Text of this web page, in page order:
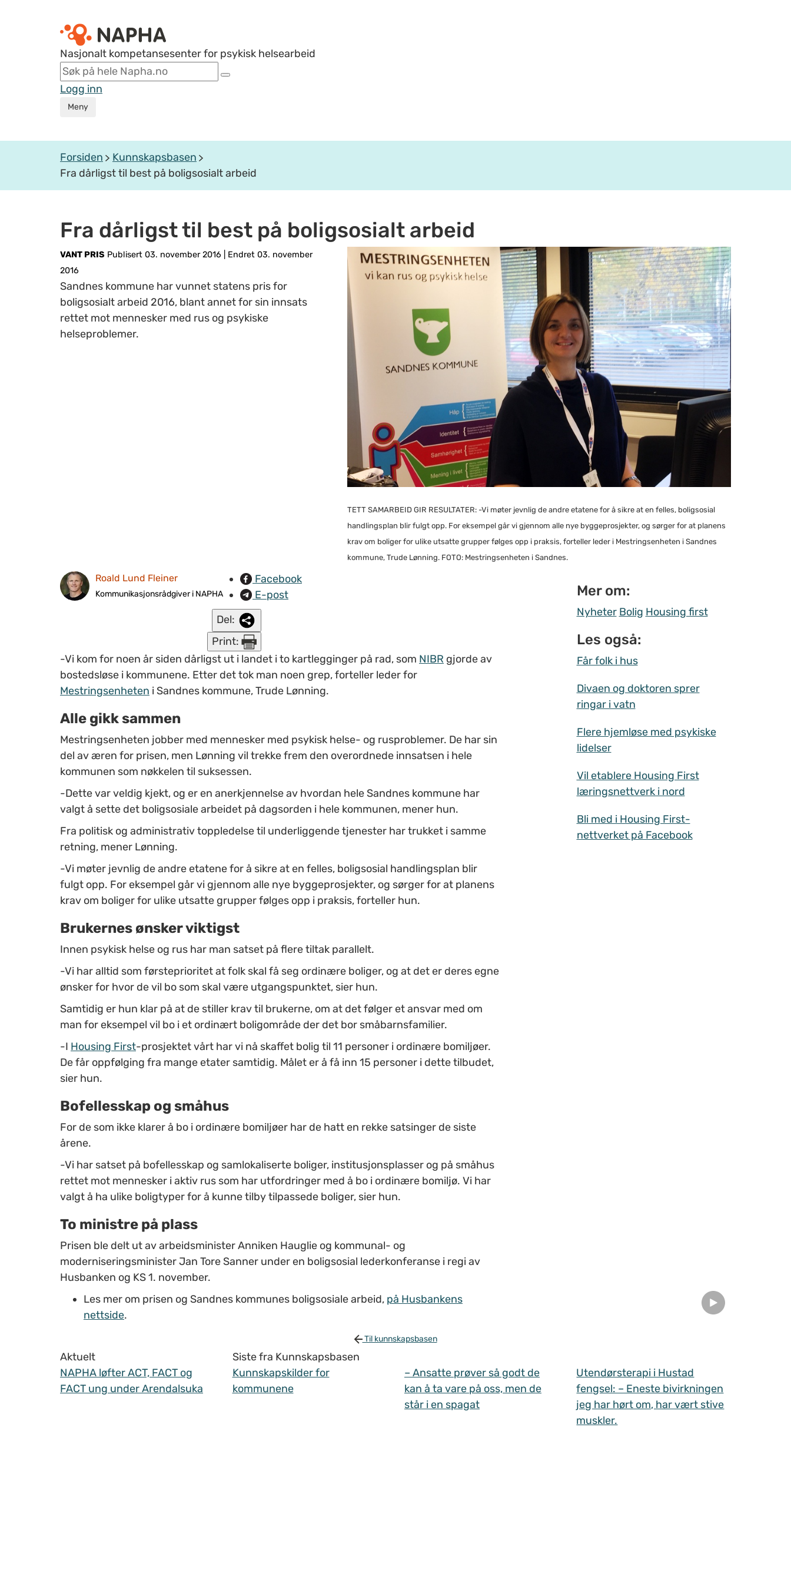
Nasjonalt kompetansesenter for psykisk helsearbeid
Logg inn
Meny
Forsiden
Kunnskapsbasen
Fra dårligst til best på boligsosialt arbeid
Fra dårligst til best på boligsosialt arbeid
VANT PRIS Publisert 03. november 2016
Endret 03. november
2016
Sandnes kommune har vunnet statens pris for
boligsosialt arbeid 2016, blant annet for sin innsats
rettet mot mennesker med rus og psykiske
helseproblemer.
TETT SAMARBEID GIR RESULTATER: -Vi møter jevnlig de andre etatene for å sikre at en felles, boligsosial
handlingsplan blir fulgt opp. For eksempel går vi gjennom alle nye byggeprosjekter, og sørger for at planens
krav om boliger for ulike utsatte grupper følges opp i praksis, forteller leder i Mestringsenheten i Sandnes
kommune, Trude Lønning. FOTO: Mestringsenheten i Sandnes.
Roald Lund Fleiner
Kommunikasjonsrådgiver i NAPHA
Facebook
E-post
Del:
Print:
-Vi kom for noen år siden dårligst ut i landet i to kartlegginger på rad, som NIBR gjorde av
bostedsløse i kommunene. Etter det tok man noen grep, forteller leder for
Mestringsenheten i Sandnes kommune, Trude Lønning.
Alle gikk sammen
Mestringsenheten jobber med mennesker med psykisk helse- og rusproblemer. De har sin
del av æren for prisen, men Lønning vil trekke frem den overordnede innsatsen i hele
kommunen som nøkkelen til suksessen.
-Dette var veldig kjekt, og er en anerkjennelse av hvordan hele Sandnes kommune har
valgt å sette det boligsosiale arbeidet på dagsorden i hele kommunen, mener hun.
Fra politisk og administrativ toppledelse til underliggende tjenester har trukket i samme
retning, mener Lønning.
-Vi møter jevnlig de andre etatene for å sikre at en felles, boligsosial handlingsplan blir
fulgt opp. For eksempel går vi gjennom alle nye byggeprosjekter, og sørger for at planens
krav om boliger for ulike utsatte grupper følges opp i praksis, forteller hun.
Brukernes ønsker viktigst
Innen psykisk helse og rus har man satset på flere tiltak parallelt.
-Vi har alltid som førsteprioritet at folk skal få seg ordinære boliger, og at det er deres egne
ønsker for hvor de vil bo som skal være utgangspunktet, sier hun.
Samtidig er hun klar på at de stiller krav til brukerne, om at det følger et ansvar med om
man for eksempel vil bo i et ordinært boligområde der det bor småbarnsfamilier.
-I Housing First-prosjektet vårt har vi nå skaffet bolig til 11 personer i ordinære bomiljøer.
De får oppfølging fra mange etater samtidig. Målet er å få inn 15 personer i dette tilbudet,
sier hun.
Bofellesskap og småhus
For de som ikke klarer å bo i ordinære bomiljøer har de hatt en rekke satsinger de siste
årene.
-Vi har satset på bofellesskap og samlokaliserte boliger, institusjonsplasser og på småhus
rettet mot mennesker i aktiv rus som har utfordringer med å bo i ordinære bomiljø. Vi har
valgt å ha ulike boligtyper for å kunne tilby tilpassede boliger, sier hun.
To ministre på plass
Prisen ble delt ut av arbeidsminister Anniken Hauglie og kommunal- og
moderniseringsminister Jan Tore Sanner under en boligsosial lederkonferanse i regi av
Husbanken og KS 1. november.
Les mer om prisen og Sandnes kommunes boligsosiale arbeid, på Husbankens
nettside.
Mer om:
Nyheter Bolig Housing first
Les også:
Får folk i hus
Divaen og doktoren sprer
ringar i vatn
Flere hjemløse med psykiske
lidelser
Vil etablere Housing First
læringsnettverk i nord
Bli med i Housing First-
nettverket på Facebook
Til kunnskapsbasen
Aktuelt
NAPHA løfter ACT, FACT og
FACT ung under Arendalsuka
Siste fra Kunnskapsbasen
Kunnskapskilder for
kommunene
– Ansatte prøver så godt de
kan å ta vare på oss, men de
står i en spagat
Utendørsterapi i Hustad
fengsel: – Eneste bivirkningen
jeg har hørt om, har vært stive
muskler.